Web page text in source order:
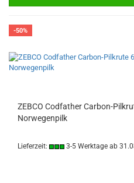
-50%
ZEBCO Codfather Carbon-
Norwegenpilk
Lieferzeit: 3-5 Werktage ab